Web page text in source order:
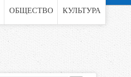
ОБЩЕСТВО КУЛЬТУРА